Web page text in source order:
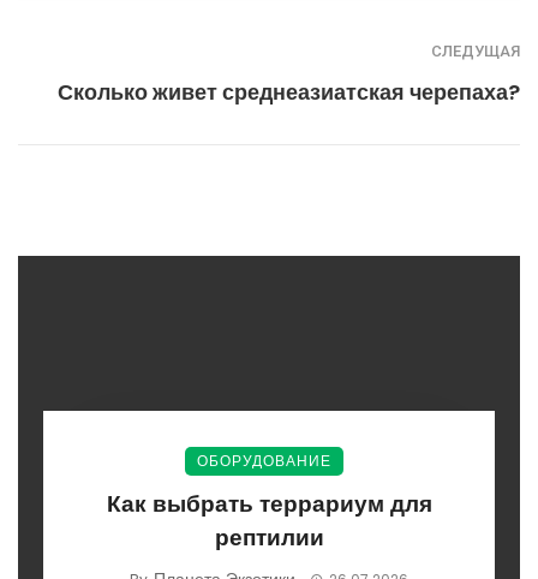
СЛЕДУЩАЯ
Сколько живет среднеазиатская черепаха?
ОБОРУДОВАНИЕ
Как выбрать террариум для
рептилии